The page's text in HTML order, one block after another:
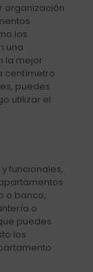
organización
los
una
la mejor
centímetro
puedes
utilizar el
funcionales,
o banco,
o
puedes
los